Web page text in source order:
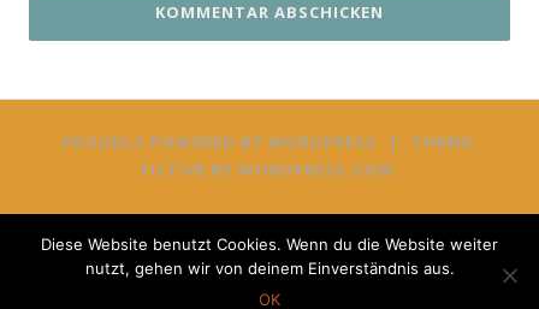
PROUDLY POWERED BY WORDPRESS |
THEME:
FICTIVE BY WORDPRESS.COM.
Diese Website benutzt Cookies. Wenn du die Website weiter
nutzt, gehen wir von deinem Einverständnis aus.
OK